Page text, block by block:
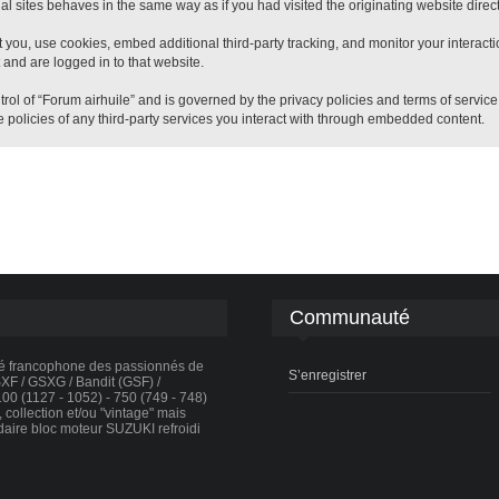
sites behaves in the same way as if you had visited the originating website
use cookies, embed additional third-party tracking, and monitor your
are logged in to that website.
of “Forum airhuile” and is governed by the privacy policies and terms of
of any third-party services you interact with through embedded content.
francophone des passionnés de
/ GSXG / Bandit (GSF) /
(1127 - 1052) - 750 (749 - 748)
et/ou "vintage" mais
bloc moteur SUZUKI refroidi
Communauté
S’enregistrer